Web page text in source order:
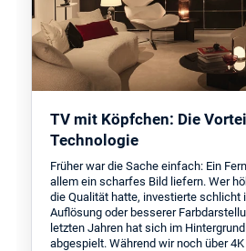
TV mit Köpfchen: Die
Technologie
Früher war die Sache einfach: Ein
allem ein scharfes Bild liefern. Wer
die Qualität hatte, investierte schlicht
Auflösung oder besserer
letzten Jahren hat sich im
abgespielt. Während wir noch über